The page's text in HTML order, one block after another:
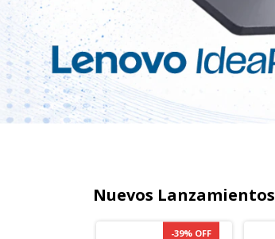
Nuevos Lanzamientos
-39% OFF